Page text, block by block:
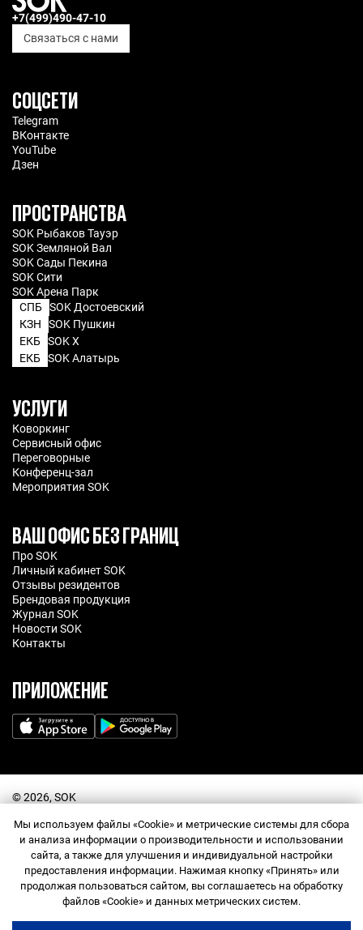
+7(499)490-47-10
Связаться с нами
СОЦСЕТИ
Telegram
ВКонтакте
YouTube
Дзен
ПРОСТРАНСТВА
SOK Рыбаков Тауэр
SOK Земляной Вал
SOK Сады Пекина
SOK Сити
SOK Арена Парк
СПБ SOK Достоевский
КЗН
SOK Пушкин
ЕКБ SOK X
ЕКБ SOK Алатырь
УСЛУГИ
Коворкинг
Сервисный офис
Переговорные
Конференц-зал
Мероприятия SOK
ВАШ ОФИС БЕЗ ГРАНИЦ
Про SOK
Личный кабинет SOK
Отзывы резидентов
Брендовая продукция
Журнал SOK
Новости SOK
Контакты
ПРИЛОЖЕНИЕ
©️ 2026, SOK
Политика обработки персональных данных
Прайс-лист
Правила посещения
Правила использования промокодов
Согласие на обработку персональных данных
Договор оферта Сообщества
Правила Сообщества
Мы используем файлы «Cookie» и метрические системы для сбора
и анализа информации о производительности и использовании
сайта, а также для улучшения и индивидуальной настройки
предоставления информации. Нажимая кнопку «Принять» или
продолжая пользоваться сайтом, вы соглашаетесь на обработку
файлов «Cookie» и данных метрических систем.
Служба поддержки